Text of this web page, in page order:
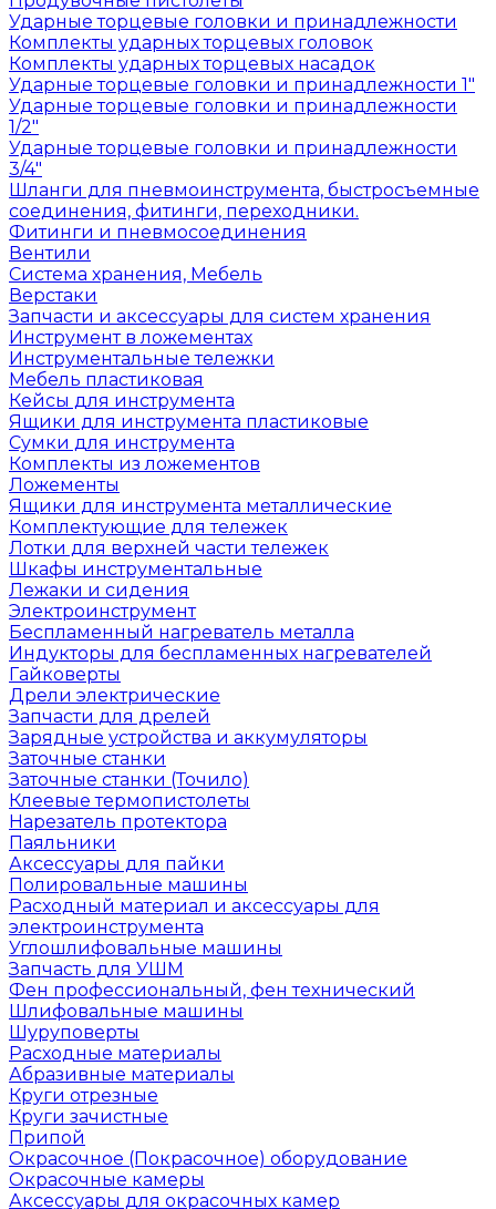
Ударные торцевые головки и принадлежности
Комплекты ударных торцевых головок
Комплекты ударных торцевых насадок
Ударные торцевые головки и принадлежности 1"
Ударные торцевые головки и принадлежности
1/2"
Ударные торцевые головки и принадлежности
3/4"
Шланги для пневмоинструмента, быстросъемные
соединения, фитинги, переходники.
Фитинги и пневмосоединения
Вентили
Система хранения, Мебель
Верстаки
Запчасти и аксессуары для систем хранения
Инструмент в ложементах
Инструментальные тележки
Мебель пластиковая
Кейсы для инструмента
Ящики для инструмента пластиковые
Сумки для инструмента
Комплекты из ложементов
Ложементы
Ящики для инструмента металлические
Комплектующие для тележек
Лотки для верхней части тележек
Шкафы инструментальные
Лежаки и сидения
Электроинструмент
Беспламенный нагреватель металла
Индукторы для беспламенных нагревателей
Гайковерты
Дрели электрические
Запчасти для дрелей
Зарядные устройства и аккумуляторы
Заточные станки
Заточные станки (Точило)
Клеевые термопистолеты
Нарезатель протектора
Паяльники
Аксессуары для пайки
Полировальные машины
Расходный материал и аксессуары для
электроинструмента
Углошлифовальные машины
Запчасть для УШМ
Фен профессиональный, фен технический
Шлифовальные машины
Шуруповерты
Расходные материалы
Абразивные материалы
Круги отрезные
Круги зачистные
Припой
Окрасочное (Покрасочное) оборудование
Окрасочные камеры
Аксессуары для окрасочных камер